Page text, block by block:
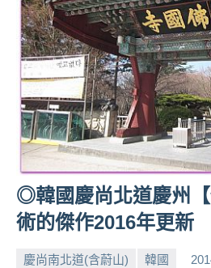
FANG
團、
主
題
旅
遊、
達
人
帶
路、
旅
遊
節
◎韓國慶尚北道慶州
術的傑作2016年更新
慶尚南北道(含蔚山) 韓國